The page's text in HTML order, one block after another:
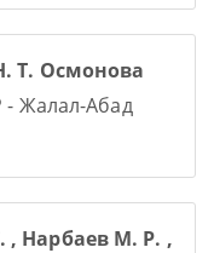
Т. Осмонова
Жалал-Абад
, Нарбаев М. Р. ,